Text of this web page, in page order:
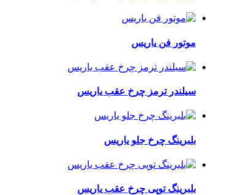
موتور فن یاریس
سیلندر ترمز چرخ عقب یاریس
بلبرینگ چرخ جلو یاریس
بلبرینگ توپی چرخ عقب یاریس